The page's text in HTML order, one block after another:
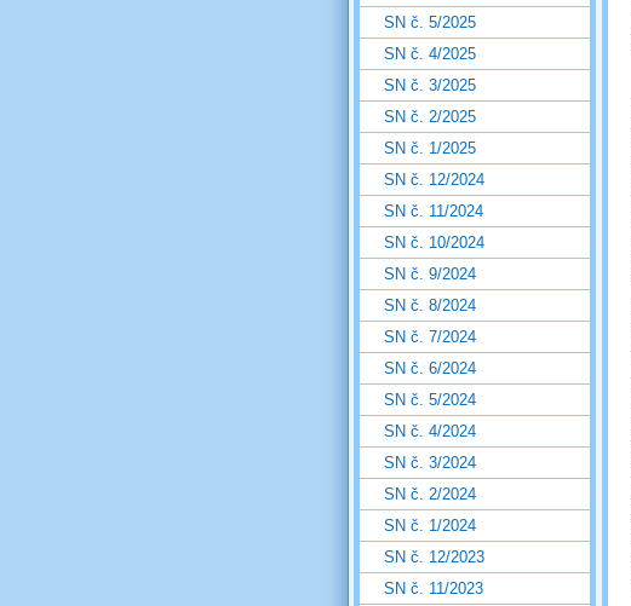
SN č. 5/2025
SN č. 4/2025
SN č. 3/2025
SN č. 2/2025
SN č. 1/2025
SN č. 12/2024
SN č. 11/2024
SN č. 10/2024
SN č. 9/2024
SN č. 8/2024
SN č. 7/2024
SN č. 6/2024
SN č. 5/2024
SN č. 4/2024
SN č. 3/2024
SN č. 2/2024
SN č. 1/2024
SN č. 12/2023
SN č. 11/2023